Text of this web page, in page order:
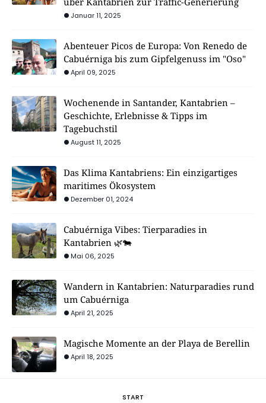
Januar 11, 2025
Abenteuer Picos de Europa: Von Renedo de
Cabuérniga bis zum Gipfelgenuss im "Oso"
April 09, 2025
Wochenende in Santander, Kantabrien –
Geschichte, Erlebnisse & Tipps im
Tagebuchstil
August 11, 2025
Das Klima Kantabriens: Ein einzigartiges
maritimes Ökosystem
Dezember 01, 2024
Cabuérniga Vibes: Tierparadies in
Kantabrien 🌿🐄
Mai 06, 2025
Wandern in Kantabrien: Naturparadies rund
um Cabuérniga
April 21, 2025
Magische Momente an der Playa de Berellin
April 18, 2025
START